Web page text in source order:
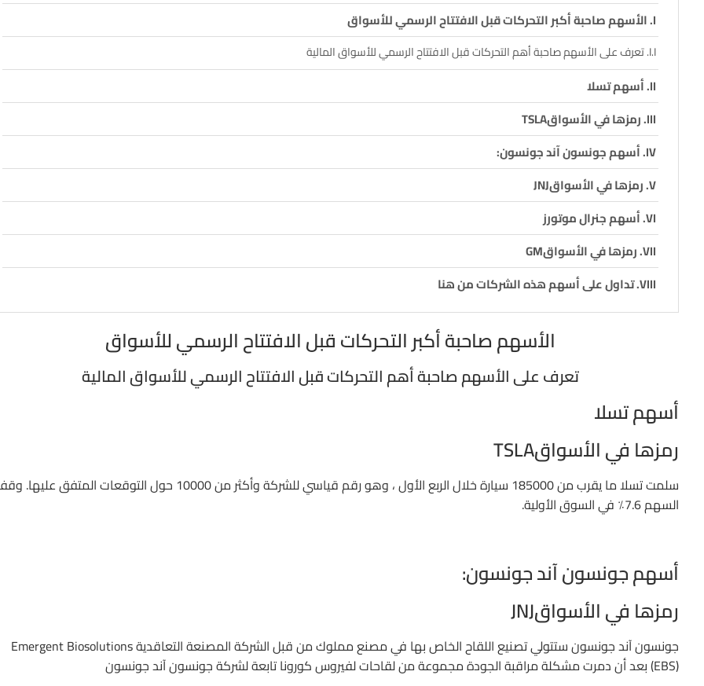
الأسهم صاحبة أكبر التحركات قبل الافتتاح الرسمي للأسواق
تعرف على الأسهم صاحبة أهم التحركات قبل الافتتاح الرسمي للأسواق المالية
أسهم تسلا
رمزها في الأسواقTSLA
أسهم جونسون آند جونسون:
رمزها في الأسواقJNJ
أسهم جنرال موتورز
رمزها في الأسواقGM
تداول على أسهم هذه الشركات من هنا
الأسهم صاحبة أكبر التحركات قبل الافتتاح الرسمي للأسواق
تعرف على الأسهم صاحبة أهم التحركات قبل الافتتاح الرسمي للأسواق المالية
أسهم تسلا
رمزها في الأسواقTSLA
سلمت تسلا ما يقرب من 185000 سيارة خلال الربع الأول ، وهو رقم قياسي للشركة وأكثر من 10000 حول التوقعات المتفق
السهم 7.6٪ في السوق الأولية.
أسهم جونسون آند جونسون:
رمزها في الأسواقJNJ
جونسون آند جونسون ستتولي تصنيع اللقاح الخاص بها في مصنع مملوك من قبل الشركة المصنعة التعاقدية Emergent Biosolutions
(EBS) بعد أن دمرت مشكلة مراقبة الجودة مجموعة من لقاحات لفيروس كورونا تابعة لشركة جونسون آند جونسون